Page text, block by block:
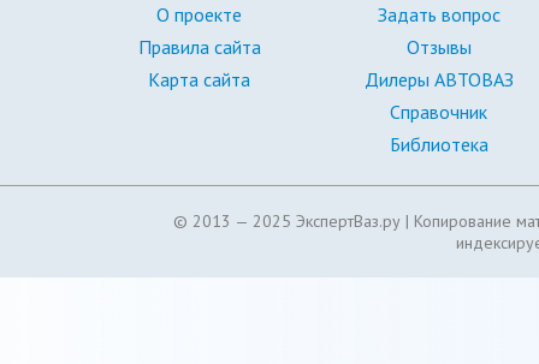
О проекте
Правила сайта
Карта сайта
Задать вопрос
Отзывы
Дилеры АВТОВАЗ
Справочник
Библиотека
© 2013 — 2025 ЭкспертВаз.ру | Копирование